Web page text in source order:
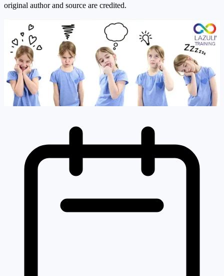
original author and source are credited.